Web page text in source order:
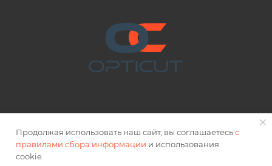
2026 © OPTICUT
Продолжая использовать наш сайт, вы соглашаетесьс
правилами сбора информации и использования
cookie.